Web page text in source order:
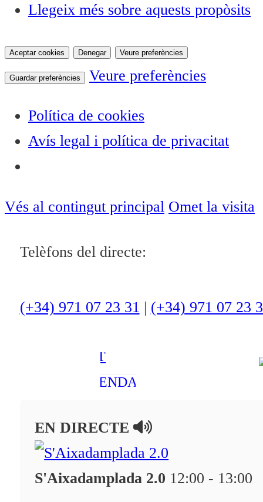
Llegeix més sobre aquests propòsits
Aceptar cookies Denegar Veure preferències
Guardar preferències Veure preferències
Política de cookies
Avís legal i política de privacitat
Vés al contingut principal Omet la visita
Telèfons del directe:
(+34) 971 07 23 31 | (+34) 971 07 23
ACTUALITAT
OCI
ENTREVISTES
AMBIENT
AGENDA
A la Carta
Programació
Qui som?
EN DIRECTE
S'Aixadamplada 2.0 12:00 - 13:00